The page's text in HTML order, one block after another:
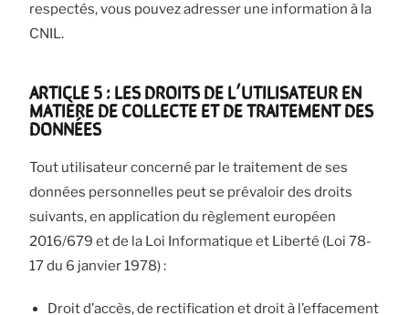
respectés, vous pouvez adresser une information à la
CNIL.
ARTICLE 5 : LES DROITS DE L’UTILISATEUR EN
MATIÈRE DE COLLECTE ET DE TRAITEMENT DES
DONNÉES
Tout utilisateur concerné par le traitement de ses
données personnelles peut se prévaloir des droits
suivants, en application du règlement européen
2016/679 et de la Loi Informatique et Liberté (Loi 78-
17 du 6 janvier 1978) :
Droit d’accès, de rectification et droit à l’effacement